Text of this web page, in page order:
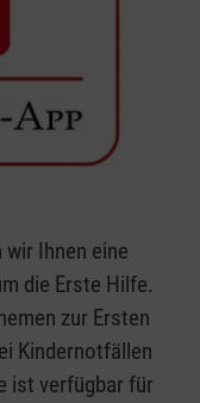
Ihnen eine
die Erste Hilfe.
zur Ersten
Kindernotfällen
ist verfügbar für